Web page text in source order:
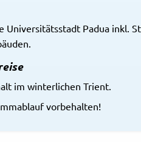
Universitätsstadt Padua inkl.
im winterlichen Trient.
vorbehalten!